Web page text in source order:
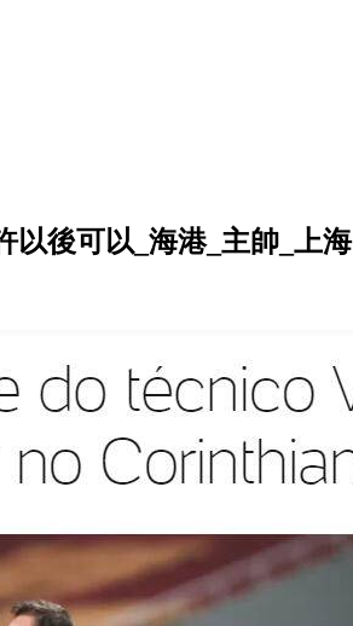
以後可以_海港_主帥_上海